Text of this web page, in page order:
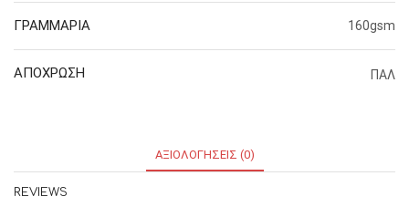
ΓΡΑΜΜΑΡΙΑ 160gsm
ΑΠΟΧΡΩΣΗ ΠΑΛ
ΑΞΙΟΛΟΓΉΣΕΙΣ (0)
REVIEWS